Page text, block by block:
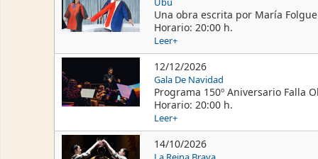
Una obra escrita por María
Horario: 20:00 h.
Leer+
12/12/2026
Gala De Navidad
Programa 150º Aniversario Falla
Horario: 20:00 h.
Leer+
14/10/2026